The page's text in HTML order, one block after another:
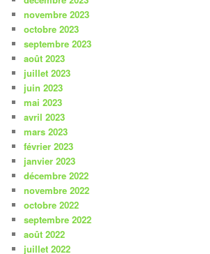
novembre 2023
octobre 2023
septembre 2023
août 2023
juillet 2023
juin 2023
mai 2023
avril 2023
mars 2023
février 2023
janvier 2023
décembre 2022
novembre 2022
octobre 2022
septembre 2022
août 2022
juillet 2022